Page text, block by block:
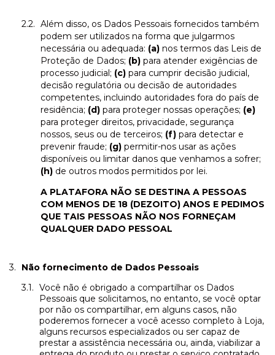
Além disso, os Dados Pessoais fornecidos também
podem ser utilizados na forma que julgarmos
necessária ou adequada: (a) nos termos das Leis de
Proteção de Dados; (b) para atender exigências de
processo judicial; (c) para cumprir decisão judicial,
decisão regulatória ou decisão de autoridades
competentes, incluindo autoridades fora do país de
residência; (d) para proteger nossas operações; (e)
para proteger direitos, privacidade, segurança
nossos, seus ou de terceiros; (f) para detectar e
prevenir fraude; (g) permitir-nos usar as ações
disponíveis ou limitar danos que venhamos a sofrer;
(h) de outros modos permitidos por lei.
A PLATAFORA NÃO SE DESTINA A PESSOAS
COM MENOS DE 18 (DEZOITO) ANOS E PEDIMOS
QUE TAIS PESSOAS NÃO NOS FORNEÇAM
QUALQUER DADO PESSOAL
Não fornecimento de Dados Pessoais
Você não é obrigado a compartilhar os Dados
Pessoais que solicitamos, no entanto, se você optar
por não os compartilhar, em alguns casos, não
poderemos fornecer a você acesso completo à Loja,
alguns recursos especializados ou ser capaz de
prestar a assistência necessária ou, ainda, viabilizar a